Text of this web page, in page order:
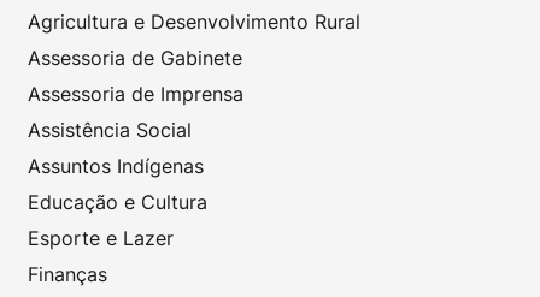
Agricultura e Desenvolvimento Rural
Assessoria de Gabinete
Assessoria de Imprensa
Assistência Social
Assuntos Indígenas
Educação e Cultura
Esporte e Lazer
Finanças